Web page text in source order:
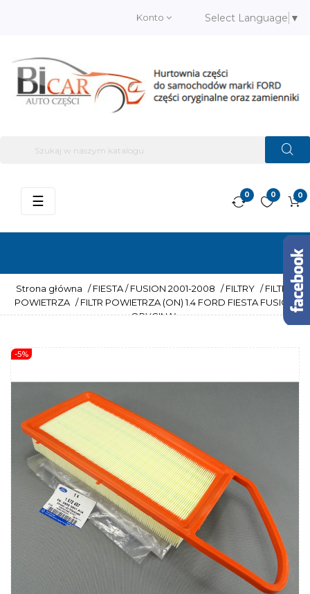
Konto Select Language ▼
0
0
0
Przełącz
☰
Strona główna / FIESTA / FUSION 2001-2008 / FILTRY / FILTRY
POWIETRZA / FILTR POWIETRZA (ON) 1.4 FORD FIESTA FUSION
ORYGINAŁ
-5%